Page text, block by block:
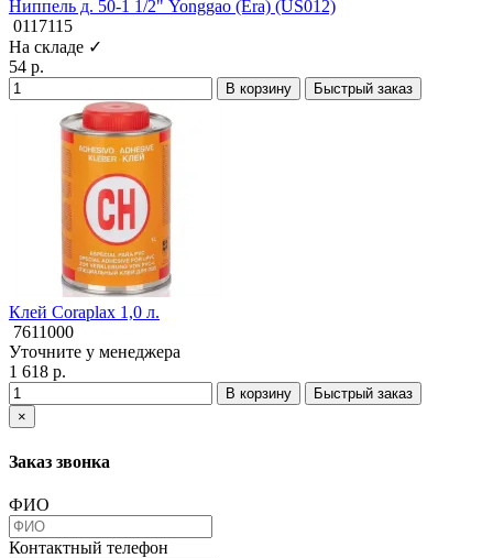
Ниппель д. 50-1 1/2" Yonggao (Era) (US012)
0117115
На складе ✓
54 р.
В корзину Быстрый заказ
Клей Coraplax 1,0 л.
7611000
Уточните у менеджера
1 618 р.
В корзину
Быстрый заказ
×
Заказ звонка
ФИО
Контактный телефон